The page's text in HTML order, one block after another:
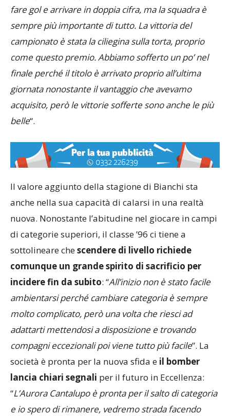
fare gol e arrivare in doppia cifra, ma la squadra è
sempre più importante di tutto. La vittoria del
campionato è stata la ciliegina sulla torta, proprio
come questo premio. Abbiamo sofferto un po’ nel
finale perché il titolo è arrivato proprio all’ultima
giornata nonostante il vantaggio che avevamo
acquisito, però le vittorie sofferte sono anche le più
belle“.
Il valore aggiunto della stagione di Bianchi sta
anche nella sua capacità di calarsi in una realtà
nuova. Nonostante l’abitudine nel giocare in campi
di categorie superiori, il classe ’96 ci tiene a
sottolineare chescendere di livello richiede
comunque un grande spirito di sacrificio per
incidere fin da subito: “All’inizio non è stato facile
ambientarsi perché cambiare categoria è sempre
molto complicato, però una volta che riesci ad
adattarti mettendosi a disposizione e trovando
compagni eccezionali poi viene tutto più facile”. La
società è pronta per la nuova sfida e il bomber
lancia chiari segnali per il futuro in Eccellenza:
“L’Aurora Cantalupo è pronta per il salto di categoria
e io spero di rimanere, vedremo strada facendo